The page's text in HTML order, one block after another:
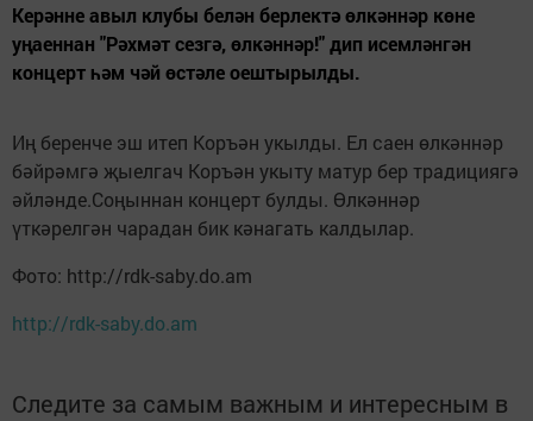
Керәнне авыл клубы белән берлектә өлкәннәр көне
уңаеннан "Рәхмәт сезгә, өлкәннәр!" дип исемләнгән
концерт һәм чәй өстәле оештырылды.
Иң беренче эш итеп Коръән укылды. Ел саен өлкәннәр
бәйрәмгә җыелгач Коръән укыту матур бер традициягә
әйләнде.Соңыннан концерт булды. Өлкәннәр
үткәрелгән чарадан бик кәнагать калдылар.
Фото: http://rdk-saby.do.am
http://rdk-saby.do.am
Следите за самым важным и интересным в